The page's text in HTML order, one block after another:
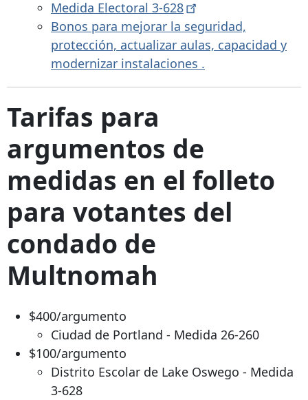
Medida Electoral 3-628
Bonos para mejorar la seguridad,
protección, actualizar aulas, capacidad y
modernizar instalaciones .
Tarifas para
argumentos de
medidas en el folleto
para votantes del
condado de
Multnomah
$400/argumento
Ciudad de Portland - Medida 26-260
$100/argumento
Distrito Escolar de Lake Oswego - Medida
3-628